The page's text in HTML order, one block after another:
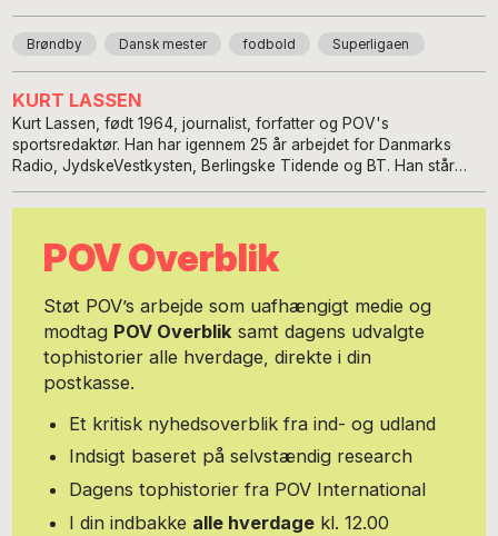
Brøndby Dansk mester fodbold Superligaen
KURT LASSEN
Kurt Lassen, født 1964, journalist, forfatter og POV's
sportsredaktør. Han har igennem 25 år arbejdet for Danmarks
Radio, JydskeVestkysten, Berlingske Tidende og BT. Han står
Gravesen, Nicklas Bendtner, Anders Dahl-Nielsen, Thomas Evers
Olsen og Caroline Wozniacki.
POV Overblik
Støt POV’s arbejde som uafhængigt medie og
modtag POV Overblik samt dagens udvalgte
tophistorier alle hverdage, direkte i din
postkasse.
Et kritisk nyhedsoverblik fra ind- og udland
Indsigt baseret på selvstændig research
Dagens tophistorier fra POV International
I din indbakke alle hverdage kl. 12.00